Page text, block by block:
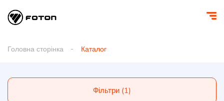
Головна сторінка Каталог
Фільтри (1)